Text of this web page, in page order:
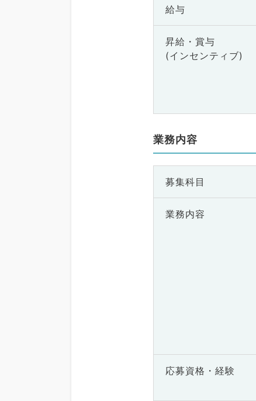
給与
昇給・賞与
(インセンティブ)
業務内容
募集科目
業務内容
応募資格・ 経験